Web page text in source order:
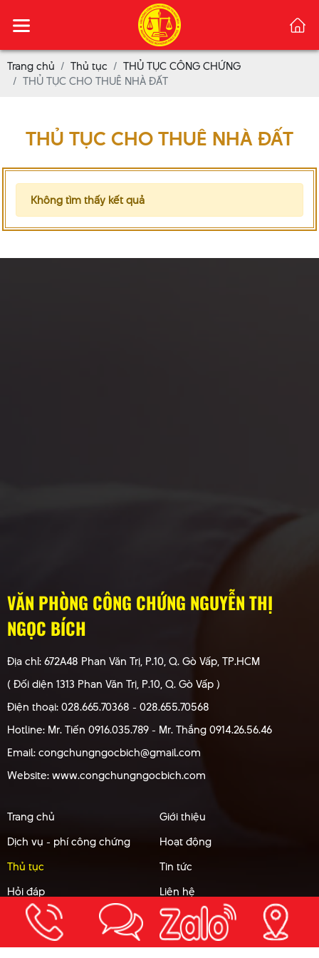
Trang chủ Thủ tục
THỦ TỤC CÔNG CHỨNG
THỦ TỤC CHO THUÊ NHÀ ĐẤT
THỦ TỤC CHO THUÊ NHÀ ĐẤT
Không tìm thấy kết quả
VĂN PHÒNG CÔNG CHỨNG NGUYỄN THỊ
NGỌC BÍCH
Địa chỉ: 672A48 Phan Văn Trị, P.10, Q. Gò Vấp, TP.HCM
( Đối diện 1313 Phan Văn Trị, P.10, Q. Gò Vấp )
Điện thoại: 028.665.70368 - 028.655.70568
Hotline: Mr. Tiến 0916.035.789 - Mr. Thắng 0914.26.56.46
Email: congchungngocbich@gmail.com
Website: www.congchungngocbich.com
Trang chủ
Giới thiệu
Dịch vụ - phí công chứng
Hoạt động
Thủ tục
Tin tức
Hỏi đáp
Liên hệ